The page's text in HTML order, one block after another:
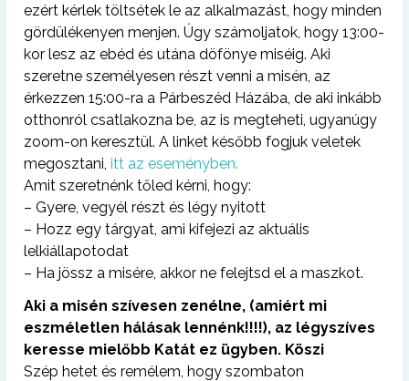
ezért kérlek töltsétek le az alkalmazást, hogy minden
gördülékenyen menjen. Úgy számoljatok, hogy 13:00-
kor lesz az ebéd és utána döfönye miséig. Aki
szeretne személyesen részt venni a misén, az
érkezzen 15:00-ra a Párbeszéd Házába, de aki inkább
otthonról csatlakozna be, az is megteheti, ugyanúgy
zoom-on keresztül. A linket később fogjuk veletek
megosztani, itt az eseményben.
Amit szeretnénk tőled kérni, hogy:
– Gyere, vegyél részt és légy nyitott
– Hozz egy tárgyat, ami kifejezi az aktuális
lelkiállapotodat
– Ha jössz a misére, akkor ne felejtsd el a maszkot.
Aki a misén szívesen zenélne, (amiért mi
eszméletlen hálásak lennénk!!!!), az légyszíves
keresse mielőbb Katát ez ügyben. Köszi
Szép hetet és remélem, hogy szombaton